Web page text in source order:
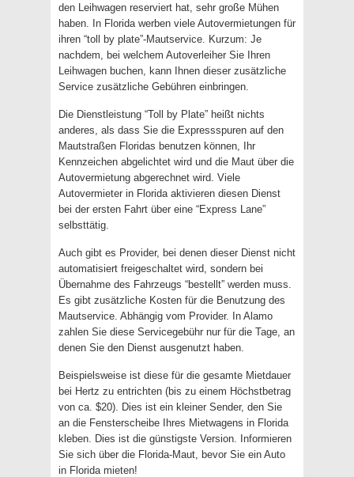
den Leihwagen reserviert hat, sehr große Mühen
haben. In Florida werben viele Autovermietungen für
ihren “toll by plate”-Mautservice. Kurzum: Je
nachdem, bei welchem Autoverleiher Sie Ihren
Leihwagen buchen, kann Ihnen dieser zusätzliche
Service zusätzliche Gebühren einbringen.
Die Dienstleistung “Toll by Plate” heißt nichts
anderes, als dass Sie die Expressspuren auf den
Mautstraßen Floridas benutzen können, Ihr
Kennzeichen abgelichtet wird und die Maut über die
Autovermietung abgerechnet wird. Viele
Autovermieter in Florida aktivieren diesen Dienst
bei der ersten Fahrt über eine “Express Lane”
selbsttätig.
Auch gibt es Provider, bei denen dieser Dienst nicht
automatisiert freigeschaltet wird, sondern bei
Übernahme des Fahrzeugs “bestellt” werden muss.
Es gibt zusätzliche Kosten für die Benutzung des
Mautservice. Abhängig vom Provider. In Alamo
zahlen Sie diese Servicegebühr nur für die Tage, an
denen Sie den Dienst ausgenutzt haben.
Beispielsweise ist diese für die gesamte Mietdauer
bei Hertz zu entrichten (bis zu einem Höchstbetrag
von ca. $20). Dies ist ein kleiner Sender, den Sie
an die Fensterscheibe Ihres Mietwagens in Florida
kleben. Dies ist die günstigste Version. Informieren
Sie sich über die Florida-Maut, bevor Sie ein Auto
in Florida mieten!